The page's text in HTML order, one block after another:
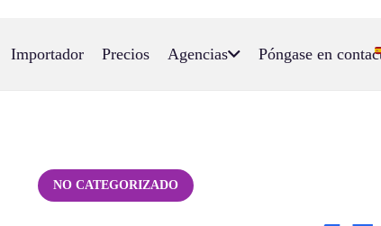
Importador Precios Agencias Póngase en
NO CATEGORIZADO